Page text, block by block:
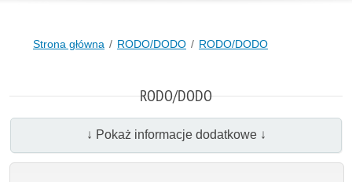
Strona główna RODO/DODO RODO/DODO
RODO/DODO
↓ Pokaż informacje dodatkowe ↓